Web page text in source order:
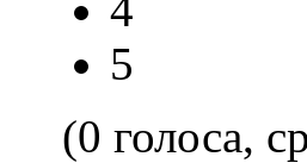
5
(0 голоса,